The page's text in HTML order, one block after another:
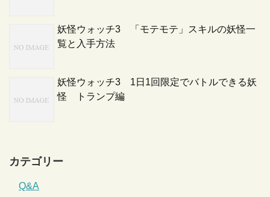
妖怪ウォッチ3 「モテモテ」スキルの妖怪一
覧と入手方法
妖怪ウォッチ3 1日1回限定でバトルできる妖
怪 トランプ編
カテゴリー
Q&A